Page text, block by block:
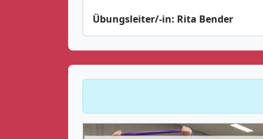
Übungsleiter/-in: Rita Bender